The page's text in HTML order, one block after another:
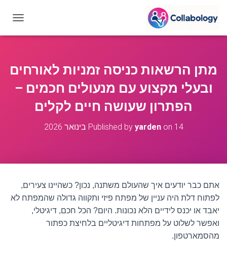
O
E
מתן הרשאות כניסה זמניות לאורחים
ובעלי מקצוע עם מנעולים חכמים –
הפתרון שעושה חיים לקלים
Published by yardenon 14 בינואר 2026
אתם כבר יודעים איך שהעולם משתנה, נכון? כשהיינו צעירים,
לפתוח דלת היה עניין של מפתח פיזי ותקווה גדולה שהמפתח לא
יאבד או יכנס לידיים הלא נכונות. היום? הכל חכם, דיגיטלי,
ואפשר לשלוט על מפתחות דיגיטליים בלחיצת כפתור
מהסמארטפון.